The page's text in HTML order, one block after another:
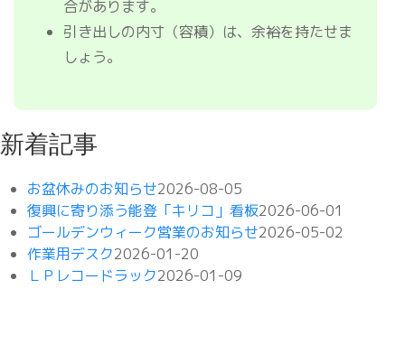
合があります。
引き出しの内寸（容積）は、余裕を持たせま
しょう。
新着記事
お盆休みのお知らせ2026-08-05
復興に寄り添う能登「キリコ」看板2026-06-01
ゴールデンウィーク営業のお知らせ2026-05-02
作業用デスク2026-01-20
ＬＰレコードラック2026-01-09